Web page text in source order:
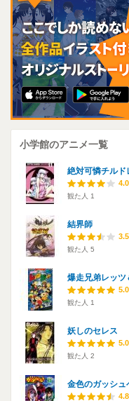
小学館のアニメ一覧
絶対可憐チルド
観た人 1
結界師
観た人 5
爆走兄弟レッツ
観た人 1
妖しのセレス
観た人 2
金色のガッシュ